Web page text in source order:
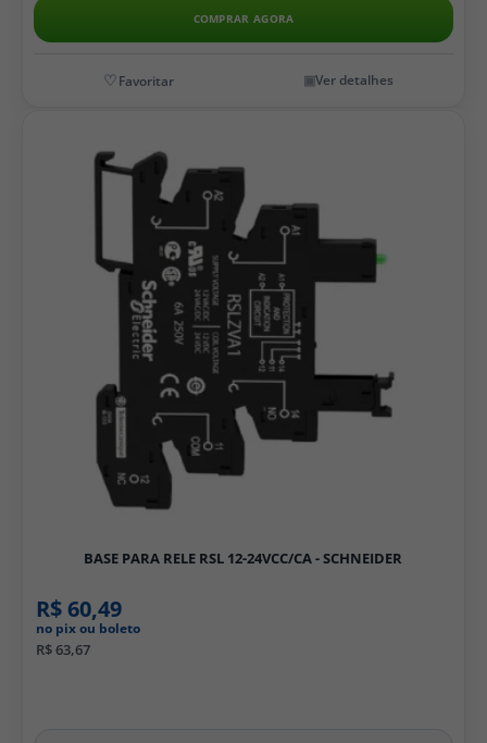
COMPRAR AGORA
Ver detalhes
BASE PARA RELE RSL 12-24VCC/CA - SCHNEIDER
R$ 60,49
no pix ou boleto
R$ 63,67